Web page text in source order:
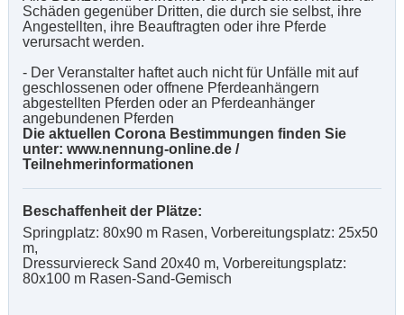
Schäden gegenüber Dritten, die durch sie selbst, ihre
Angestellten, ihre Beauftragten oder ihre Pferde
verursacht werden.
- Der Veranstalter haftet auch nicht für Unfälle mit auf
geschlossenen oder offnene Pferdeanhängern
abgestellten Pferden oder an Pferdeanhänger
angebundenen Pferden
Die aktuellen Corona Bestimmungen finden Sie
unter: www.nennung-online.de /
Teilnehmerinformationen
Beschaffenheit der Plätze:
Springplatz: 80x90 m Rasen, Vorbereitungsplatz: 25x50
m,
Dressurviereck Sand 20x40 m, Vorbereitungsplatz:
80x100 m Rasen-Sand-Gemisch